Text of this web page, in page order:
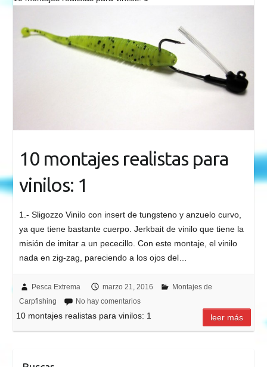
10 montajes realistas para
vinilos: 1
1.- Sligozzo Vinilo con insert de tungsteno y anzuelo curvo,
ya que tiene bastante cuerpo. Jerkbait de vinilo que tiene la
misión de imitar a un pececillo. Con este montaje, el vinilo
nada en zig-zag, pareciendo a los ojos del…
Pesca Extrema marzo 21, 2016
Montajes de
Carpfishing
No hay comentarios
10 montajes realistas para vinilos: 1 leer más